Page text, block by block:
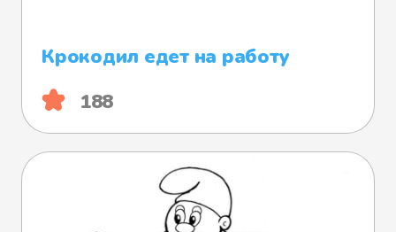
Крокодил едет на работу
188